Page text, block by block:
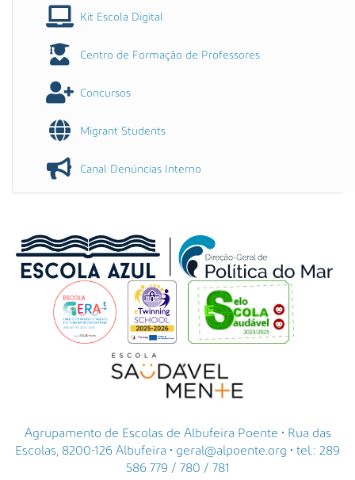
Kit Escola Digital
Centro de Formação de Professores
Concursos
Migrant Students
Canal Denúncias Interno
Agrupamento de Escolas de Albufeira Poente • Rua das
Escolas, 8200-126 Albufeira • geral@alpoente.org • tel.: 289
586 779 / 780 / 781